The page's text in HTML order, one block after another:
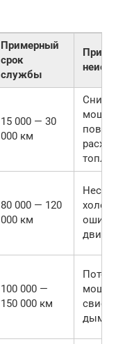
Примерный
срок
службы
15 000 — 30
000 км
расход
80 000 — 120
000 км
100 000 —
150 000 км
свист,